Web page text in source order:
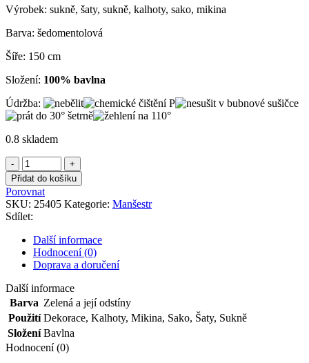
Výrobek: sukně, šaty, sukně, kalhoty, sako, mikina
Barva: šedomentolová
Šíře: 150 cm
Složení: 100% bavlna
Údržba:
0.8 skladem
Manšestr
mentolový
množství
Přidat do košíku
Porovnat
SKU: 25405 Kategorie: Manšestr
Sdílet:
Další informace
Hodnocení (0)
Doprava a doručení
Další informace
Barva Zelená a její odstíny
Použití Dekorace, Kalhoty, Mikina, Sako, Šaty, Sukně
Složení Bavlna
Hodnocení (0)